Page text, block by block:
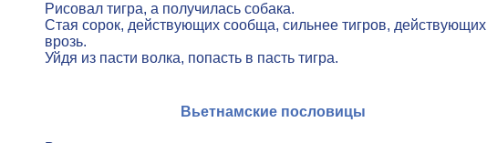
Рисовал тигра, а получилась собака.
Стая сорок, действующих сообща, сильнее тигров, действующих
врозь.
Уйдя из пасти волка, попасть в пасть тигра.
Вьетнамские пословицы